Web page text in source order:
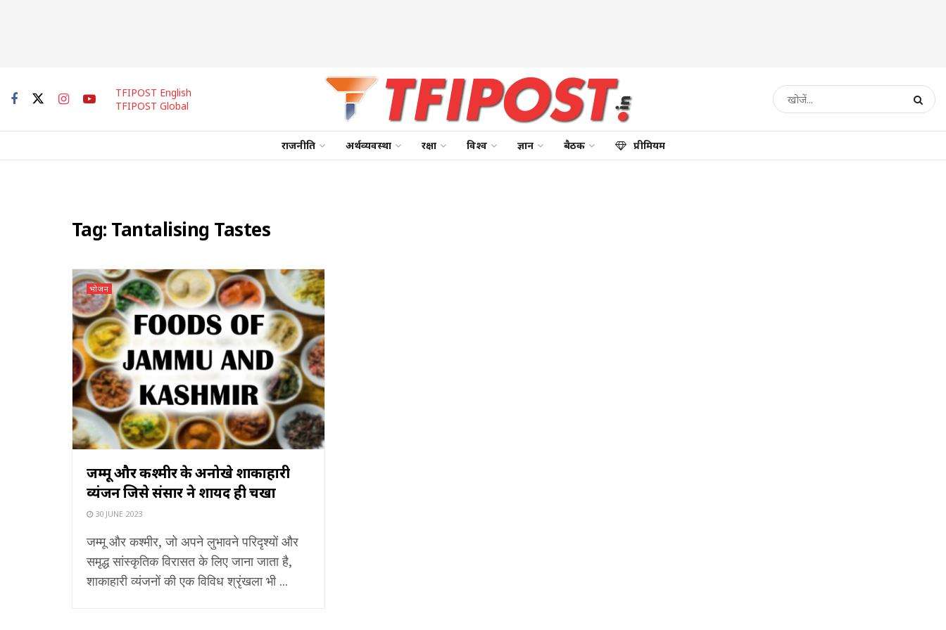
TFIPOST English
TFIPOST Global
राजनीति अर्थव्यवस्था रक्षा विश्व ज्ञान बैठक प्रीमियम
Tag: Tantalising Tastes
भोजन
जम्मू और कश्मीर के अनोखे शाकाहारी
व्यंजन जिसे संसार ने शायद ही चखा
30 JUNE 2023
जम्मू और कश्मीर, जो अपने लुभावने परिदृश्यों और
समृद्ध सांस्कृतिक विरासत के लिए जाना जाता है,
शाकाहारी व्यंजनों की एक विविध श्रृंखला भी ...